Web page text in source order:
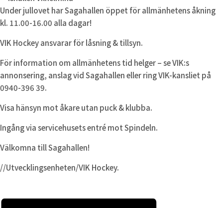
Under jullovet har Sagahallen öppet för allmänhetens åkning
kl. 11.00-16.00 alla dagar!
VIK Hockey ansvarar för låsning & tillsyn.
För information om allmänhetens tid helger – se VIK:s
annonsering, anslag vid Sagahallen eller ring VIK-kansliet på
0940-396 39.
Visa hänsyn mot åkare utan puck & klubba.
Ingång via servicehusets entré mot Spindeln.
Välkomna till Sagahallen!
//Utvecklingsenheten/VIK Hockey.